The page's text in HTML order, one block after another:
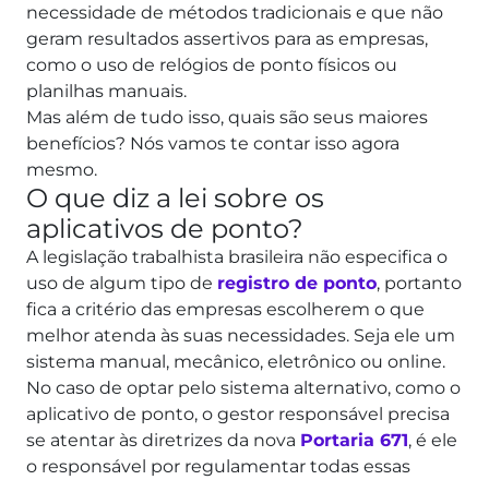
necessidade de métodos tradicionais e que não
geram resultados assertivos para as empresas,
como o uso de relógios de ponto físicos ou
planilhas manuais.
Mas além de tudo isso, quais são seus maiores
benefícios? Nós vamos te contar isso agora
mesmo.
O que diz a lei sobre os
aplicativos de ponto?
A legislação trabalhista brasileira não especifica o
uso de algum tipo de registro de ponto, portanto
fica a critério das empresas escolherem o que
melhor atenda às suas necessidades. Seja ele um
sistema manual, mecânico, eletrônico ou online.
No caso de optar pelo sistema alternativo, como o
aplicativo de ponto, o gestor responsável precisa
se atentar às diretrizes da nova Portaria 671, é ele
o responsável por regulamentar todas essas